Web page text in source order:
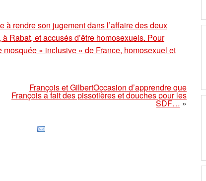
à rendre son jugement dans l’affaire des deux
Rabat, et accusés d’être homosexuels. Pour
« inclusive » de France, homosexuel et
François et GilbertOccasion d’apprendre que
François a fait des pissotières et douches pour les
SDF…»